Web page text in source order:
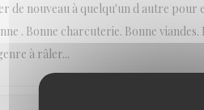
de nouveau à quelqu'un d autre pour
. Bonne charcuterie. Bonne viandes.
à râler...